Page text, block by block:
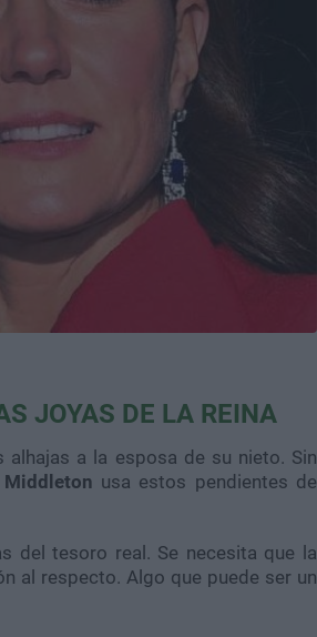
JOYAS DE LA REINA
a la esposa de su nieto. Sin
Middleton usa estos pendientes de
del tesoro real. Se necesita que la
al respecto. Algo que puede ser un